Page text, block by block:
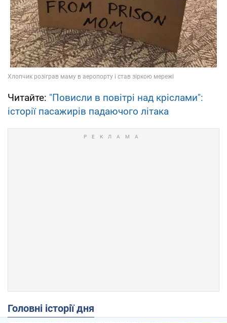
Читайте: "Повисли в повітрі над кріслами":
історії пасажирів падаючого літака
Головні історії дня